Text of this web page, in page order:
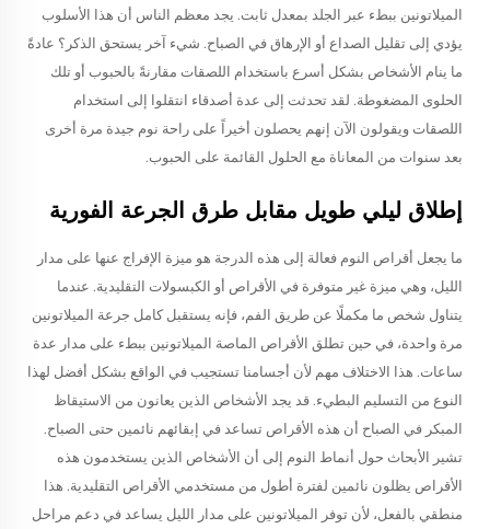
الميلاتونين ببطء عبر الجلد بمعدل ثابت. يجد معظم الناس أن هذا الأسلوب
يؤدي إلى تقليل الصداع أو الإرهاق في الصباح. شيء آخر يستحق الذكر؟ عادةً
ما ينام الأشخاص بشكل أسرع باستخدام اللصقات مقارنةً بالحبوب أو تلك
الحلوى المضغوطة. لقد تحدثت إلى عدة أصدقاء انتقلوا إلى استخدام
اللصقات ويقولون الآن إنهم يحصلون أخيراً على راحة نوم جيدة مرة أخرى
بعد سنوات من المعاناة مع الحلول القائمة على الحبوب.
إطلاق ليلي طويل مقابل طرق الجرعة الفورية
ما يجعل أقراص النوم فعالة إلى هذه الدرجة هو ميزة الإفراج عنها على مدار
الليل، وهي ميزة غير متوفرة في الأقراص أو الكبسولات التقليدية. عندما
يتناول شخص ما مكملًا عن طريق الفم، فإنه يستقبل كامل جرعة الميلاتونين
مرة واحدة، في حين تطلق الأقراص الماصة الميلاتونين ببطء على مدار عدة
ساعات. هذا الاختلاف مهم لأن أجسامنا تستجيب في الواقع بشكل أفضل لهذا
النوع من التسليم البطيء. قد يجد الأشخاص الذين يعانون من الاستيقاظ
المبكر في الصباح أن هذه الأقراص تساعد في إبقائهم نائمين حتى الصباح.
تشير الأبحاث حول أنماط النوم إلى أن الأشخاص الذين يستخدمون هذه
الأقراص يظلون نائمين لفترة أطول من مستخدمي الأقراص التقليدية. هذا
منطقي بالفعل، لأن توفر الميلاتونين على مدار الليل يساعد في دعم مراحل